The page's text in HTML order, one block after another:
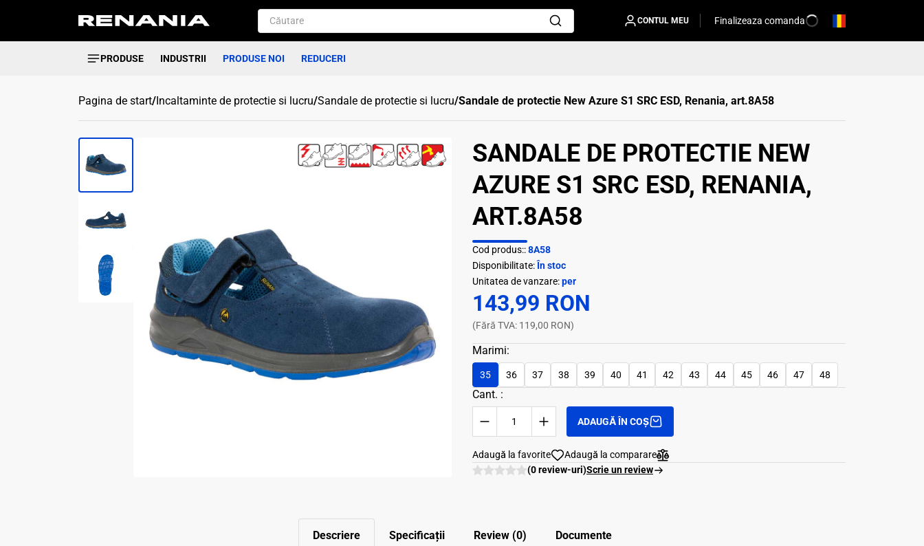
CONTUL MEU Finalizeaza comanda
PRODUSE INDUSTRII PRODUSE NOI REDUCERI
Pagina de start/Incaltaminte de protectie si lucru/Sandale de protectie si lucru/Sandale de protectie New Azure S1 SRC ESD, Renania, art.8A58
SANDALE DE PROTECTIE NEW
AZURE S1 SRC ESD, RENANIA,
ART.8A58
Cod produs::8A58
Disponibilitate: În stoc
Unitatea de vanzare:per
143,99 RON
(Fără TVA: 119,00 RON)
Marimi:
35 36 37 38 39 40 41 42 43 44 45 46 47 48
Cant. :
ADAUGĂ ÎN COȘ
Adaugă la favorite
Adaugă la comparare
(0 review-uri)Scrie un review
Descriere Specificații Review (0) Documente